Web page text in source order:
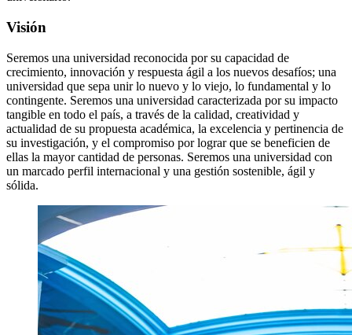
Visión
Seremos una universidad reconocida por su capacidad de
crecimiento, innovación y respuesta ágil a los nuevos desafíos; una
universidad que sepa unir lo nuevo y lo viejo, lo fundamental y lo
contingente. Seremos una universidad caracterizada por su impacto
tangible en todo el país, a través de la calidad, creatividad y
actualidad de su propuesta académica, la excelencia y pertinencia de
su investigación, y el compromiso por lograr que se beneficien de
ellas la mayor cantidad de personas. Seremos una universidad con
un marcado perfil internacional y una gestión sostenible, ágil y
sólida.